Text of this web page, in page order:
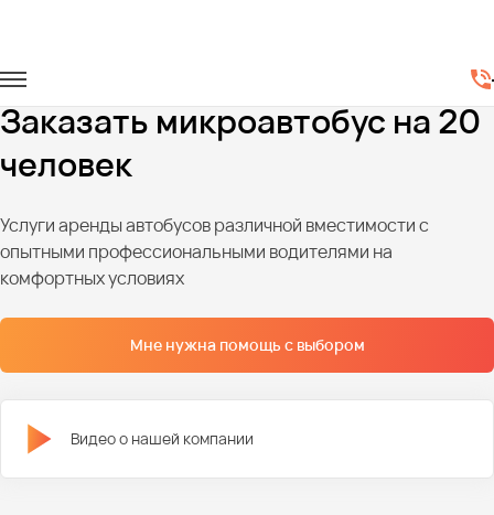
Микроавтобусы на 20 мест
Заказать микроавтобус на 20
человек
Услуги аренды автобусов различной вместимости с
опытными профессиональными водителями на
комфортных условиях
Мне нужна помощь с выбором
Видео о нашей компании